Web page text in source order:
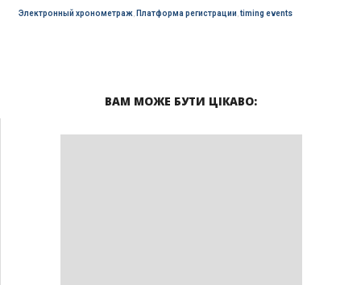
Электронный хронометраж, Платформа регистрации,timing events
ВАМ МОЖЕ БУТИ ЦІКАВО: